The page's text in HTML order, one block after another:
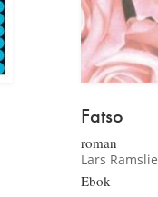
Fatso
roman
Lars Ramslie
Ebok